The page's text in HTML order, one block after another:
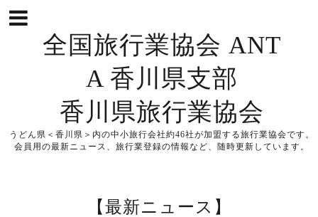
全国旅行業協会 ANT
A 香川県支部
香川県旅行業協会
うどん県＜香川県＞内の中小旅行会社約46社が加盟する旅行業協会です。
会員用の最新ニュース、旅行業登録の情報など、随時更新しています。
【最新ニュース】